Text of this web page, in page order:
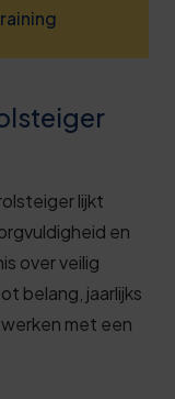
lijkt
en
over veilig
belang, jaarlijks
met een